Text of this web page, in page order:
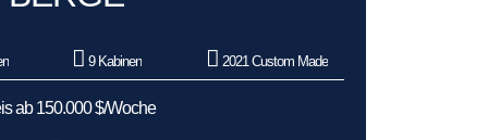
9 Kabinen 2021 Custom Made
ab 150.000 $/Woche